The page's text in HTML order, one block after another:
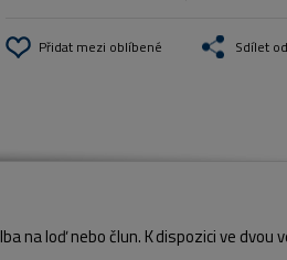
Přidat mezi oblíbené Sdílet
na loď nebo člun. K dispozici ve dvou